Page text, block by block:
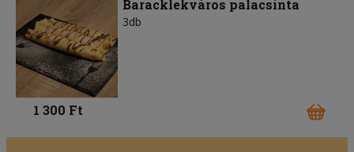
Baracklekváros palacsinta
3db
1 300 Ft